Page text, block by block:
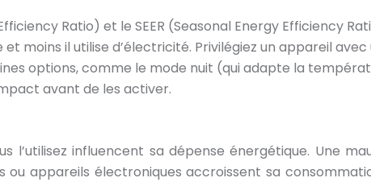
Ratio) et le SEER (Seasonal Energy Efficiency
moins il utilise d’électricité. Privilégiez un appareil avec
options, comme le mode nuit (qui adapte la
avant de les activer.
influencent sa dépense énergétique. Une
appareils électroniques accroissent sa